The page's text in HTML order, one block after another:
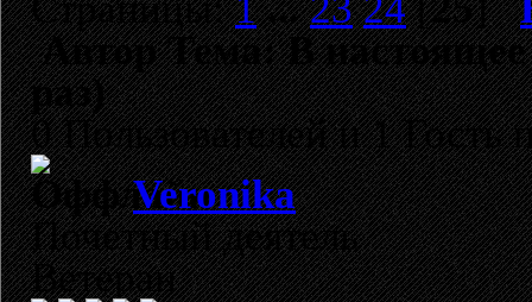
АвторТема: В
раз)
0 Пользователей и 1 Гость
Veronika
Почетный деятель
Ветеран